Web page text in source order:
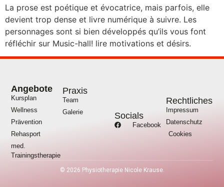
La prose est poétique et évocatrice, mais parfois, elle
devient trop dense et livre numérique à suivre. Les
personnages sont si bien développés qu’ils vous font
réfléchir sur Music-hall! lire motivations et désirs.
Angebote
Kursplan
Wellness
Prävention
Rehasport
med.
Trainingstherapie
Praxis
Team
Galerie
Socials
Facebook
Rechtliches
Impressum
Datenschutz
Cookies
© 2026 Physiotherapie Nicole Krause.